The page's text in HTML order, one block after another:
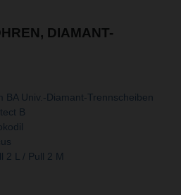
DIAMANT-
Univ.-Diamant-Trennscheiben
B
2 L / Pull 2 M